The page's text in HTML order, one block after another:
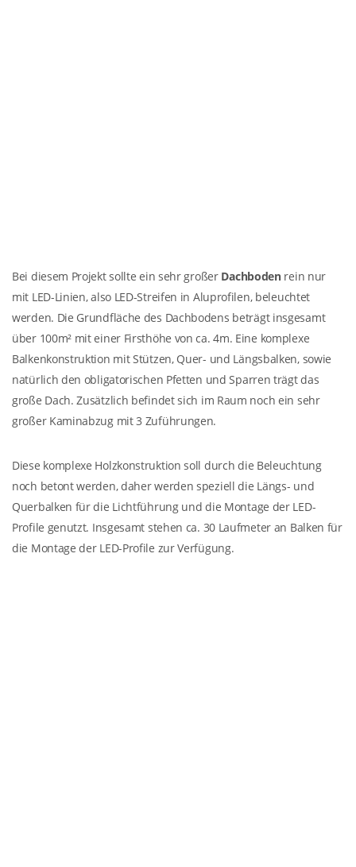
Bei diesem Projekt sollte ein sehr großer Dachbodenrein nur
mit LED-Linien, also LED-Streifen in Aluprofilen, beleuchtet
werden. Die Grundfläche des Dachbodens beträgt insgesamt
über 100m² mit einer Firsthöhe von ca. 4m. Eine komplexe
Balkenkonstruktion mit Stützen, Quer- und Längsbalken, sowie
natürlich den obligatorischen Pfetten und Sparren trägt das
große Dach. Zusätzlich befindet sich im Raum noch ein sehr
großer Kaminabzug mit 3 Zuführungen.
Diese komplexe Holzkonstruktion soll durch die Beleuchtung
noch betont werden, daher werden speziell die Längs- und
Querbalken für die Lichtführung und die Montage der LED-
Profile genutzt. Insgesamt stehen ca. 30 Laufmeter an Balken für
die Montage der LED-Profile zur Verfügung.